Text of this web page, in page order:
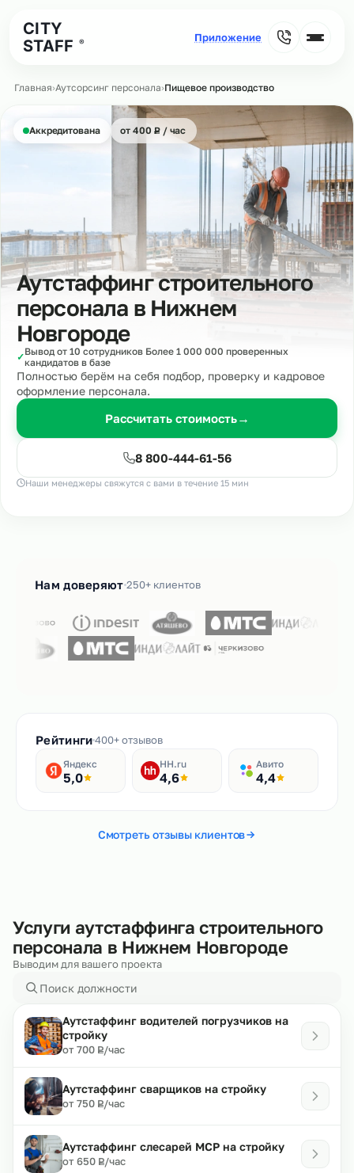
CITY
STAFF
®
Главная›Аутсорсинг персонала›Пищевое производство
Аккредитована от 400 ₽
Р/ час
Аутстаффинг строительного
персонала в Нижнем
Новгороде
✓Вывод от 10 сотрудников Более 1 000 000 проверенных
кандидатов в базе
Полностью берём на себя подбор, проверку и кадровое
оформление персонала.
Рассчитать стоимость→
8 800-444-61-56
Наши менеджеры свяжутся с вами в течение 15 мин
Нам доверяют 250+ клиентов
Рейтинги400+ отзывов
Яндекс
5,0
HH.ru
4,6
Авито
4,4
Смотреть отзывы клиентов
Услуги аутстаффинга строительного
персонала в Нижнем Новгороде
Выводим для вашего проекта
Аутстаффинг водителей погрузчиков на
стройку
от 700 ₽
Р/час
Аутстаффинг сварщиков на стройку
от 750 ₽
Р/час
Аутстаффинг слесарей МСР на стройку
от 650 ₽
Р/час